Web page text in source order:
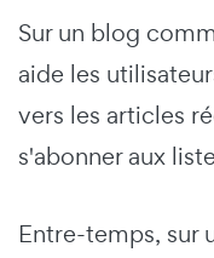
Sur un blog
aide les
vers les articles
s'abonner aux
Entre-temps, sur